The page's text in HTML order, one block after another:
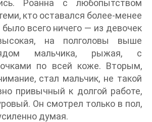
Роанна с любопытством
кто оставался более-менее
было всего ничего — из девочек
на полголовы выше
мальчика, рыжая, с
по всей коже. Вторым,
стал мальчик, не такой
привычный к долгой работе,
Он смотрел только в пол,
думая.